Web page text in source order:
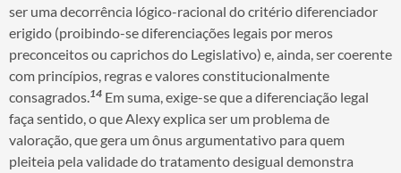
ser uma decorrência lógico-racional do critério diferenciador
erigido (proibindo-se diferenciações legais por meros
preconceitos ou caprichos do Legislativo) e, ainda, ser coerente
com princípios, regras e valores constitucionalmente
consagrados.14 Em suma, exige-se que a diferenciação legal
faça sentido, o que Alexy explica ser um problema de
valoração, que gera um ônus argumentativo para quem
pleiteia pela validade do tratamento desigual demonstra